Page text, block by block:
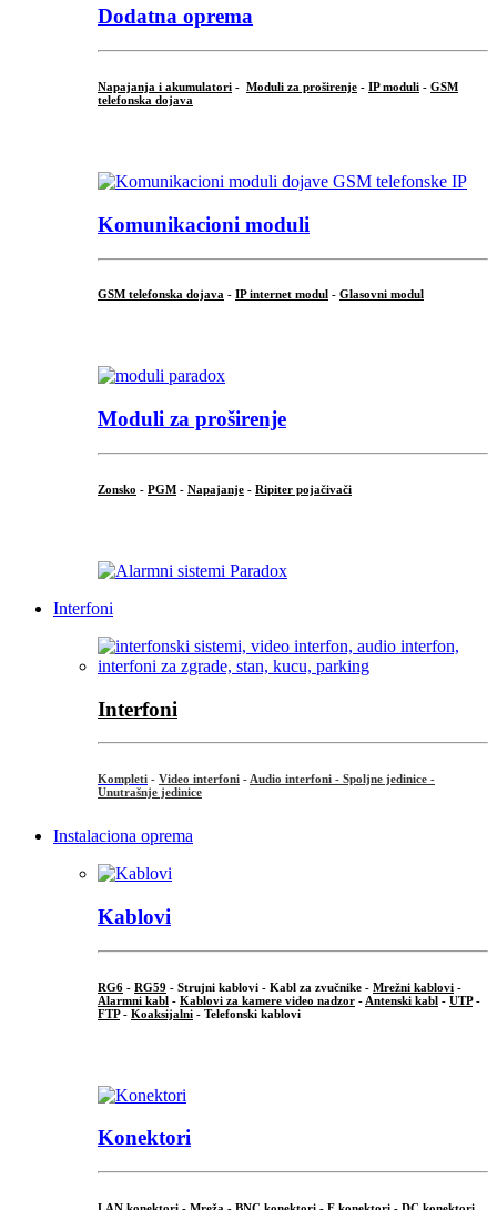
Dodatna oprema
Napajanja i akumulatori - Moduli za proširenje - IP moduli - GSM
telefonska dojava
Komunikacioni moduli
GSM telefonska dojava - IP internet modul - Glasovni modul
Moduli za proširenje
Zonsko - PGM - Napajanje - Ripiter pojačivači
Interfoni
Interfoni
Kompleti - Video interfoni - Audio interfoni - Spoljne jedinice -
Unutrašnje jedinice
Instalaciona oprema
Kablovi
RG6 - RG59 - Strujni kablovi - Kabl za zvučnike - Mrežni kablovi -
Alarmni kabl - Kablovi za kamere video nadzor - Antenski kabl - UTP-
FTP- Koaksijalni - Telefonski kablovi
Konektori